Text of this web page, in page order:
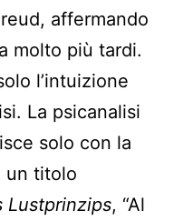
affermando
molto più tardi.
l’intuizione
La psicanalisi
solo con la
un titolo
Lustprinzips, “Al